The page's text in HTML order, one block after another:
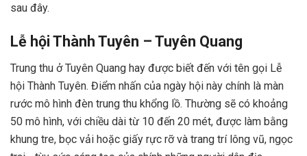
sau đây.
Lễ hội Thành Tuyên – Tuyên Quang
Trung thu ở Tuyên Quang hay được biết đến với tên gọi Lễ
hội Thành Tuyên. Điểm nhấn của ngày hội này chính là màn
rước mô hình đèn trung thu khổng lồ. Thường sẽ có khoảng
50 mô hình, với chiều dài từ 10 đến 20 mét, được làm bằng
khung tre, bọc vải hoặc giấy rực rỡ và trang trí lông vũ, ngọc